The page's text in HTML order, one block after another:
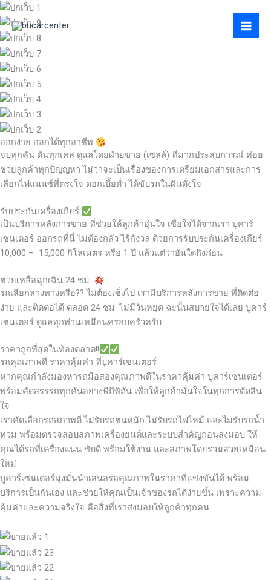
Skip
to
content
ออกง่าย ออกได้ทุกอาชีพ
จบทุกคัน ดันทุกเคส ดูแลโดยฝ่ายขาย (เซลล์) ที่มากประสบการณ์ ค่อย
ช่วยลูกค้าทุกปัญญหา ไม่ว่าจะเป็นเรื่องของการเตรียมเอกสารและการ
เลือกไฟแนนซ์ที่ตรงใจ ดอกเบี้ยต่ำ ได้ขับรถในฝันดั่งใจ
รับประกันเครื่องเกียร์
เป็นบริการหลังการขาย ที่ช่วยให้ลูกค้าอุ่นใจ เชื่อใจได้จากเรา บูคาร์
เซนเตอร์ ออกรถที่นี่ ไม่ต้องกลัว ไร้กังวล ด้วยการรับประกันเครื่องเกียร์
10,000 – 15,000 กิโลเมตร หรือ 1 ปี แล้วแต่ว่าอันใดถึงก่อน
ช่วยเหลือฉุกเฉิน 24 ชม.
รถเสียกลางทางหรือ?? ไม่ต้องเซ็งไป เรามีบริการหลังการขาย ที่ติดต่อ
ง่าย และติดต่อได้ ตลอด 24 ชม. ไม่มีวันหยุด ฉะนั้นสบายใจได้เลย บูคาร์
เซนเตอร์ ดูแลทุกท่านเหมือนครอบครัวครับ…
ราคาถูกที่สุดในท้องตลาด!!
รถคุณภาพดี ราคาคุ้มค่า ที่บูคาร์เซนเตอร์
หากคุณกำลังมองหารถมือสองคุณภาพดีในราคาคุ้มค่า บูคาร์เซนเตอร์
พร้อมคัดสรรรถทุกคันอย่างพิถีพิถัน เพื่อให้ลูกค้ามั่นใจในทุกการตัดสิน
ใจ
เราคัดเลือกรถสภาพดี ไม่รับรถชนหนัก ไม่รับรถไฟไหม้ และไม่รับรถน้ำ
ท่วม พร้อมตรวจสอบสภาพเครื่องยนต์และระบบสำคัญก่อนส่งมอบ ให้
คุณได้รถที่เครื่องแน่น ขับดี พร้อมใช้งาน และสภาพโดยรวมสวยเหมือน
ใหม่
บูคาร์เซนเตอร์มุ่งมั่นนำเสนอรถคุณภาพในราคาที่แข่งขันได้ พร้อม
บริการเป็นกันเอง และช่วยให้คุณเป็นเจ้าของรถได้ง่ายขึ้น เพราะความ
คุ้มค่าและความจริงใจ คือสิ่งที่เราส่งมอบให้ลูกค้าทุกคน